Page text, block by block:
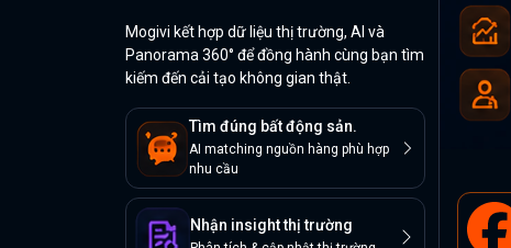
Mogivi kết hợp dữ liệu thị trường, AI và
Panorama 360° để đồng hành cùng bạn tìm
kiếm đến cải tạo không gian thật.
Tìm đúng bất động sản.
AI matching nguồn hàng phù hợp
nhu cầu
Nhận insight thị trường